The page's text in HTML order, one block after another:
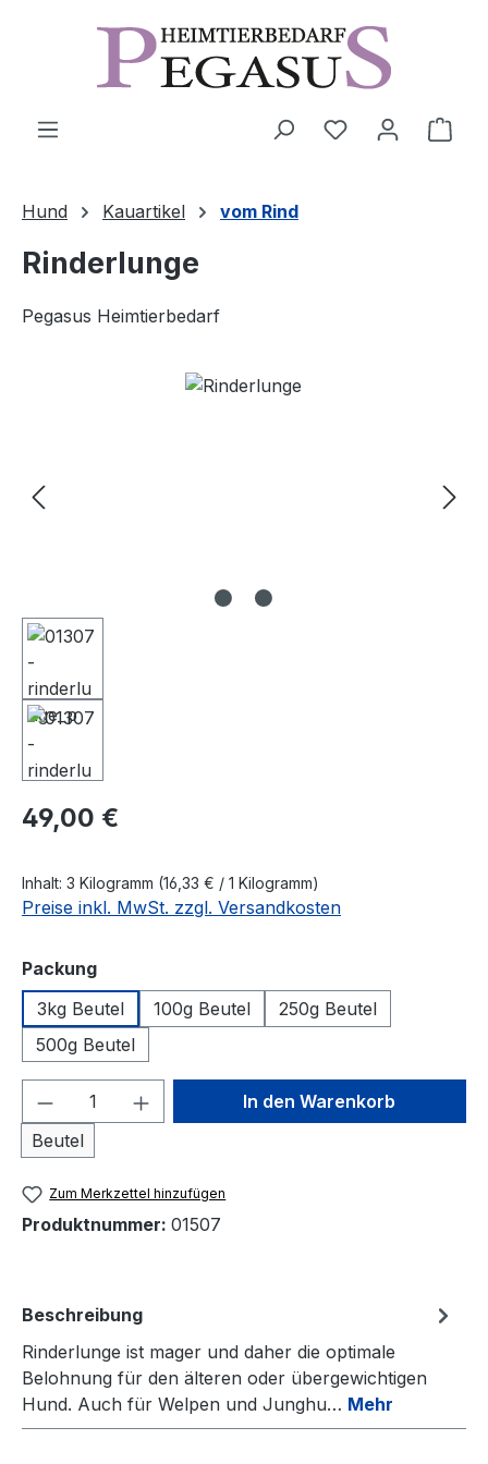
Zum Hauptinhalt springen
Hund Kauartikel vom Rind
Rinderlunge
Pegasus Heimtierbedarf
Bildergalerie überspringen
Regulärer Preis:
49,00 €
Inhalt: 3 Kilogramm (16,33 € / 1 Kilogramm)
Preise inkl. MwSt. zzgl. Versandkosten
Packungauswählen
3kg Beutel
100g Beutel
250g Beutel
500g Beutel
Produkt Anzahl: Gib den
Beutel
In den Warenkorb
Zum Merkzettel hinzufügen
Produktnummer: 01507
Beschreibung
Rinderlunge ist mager und daher die optimale
Belohnung für den älteren oder übergewichtigen
Hund. Auch für Welpen und Junghu… Mehr